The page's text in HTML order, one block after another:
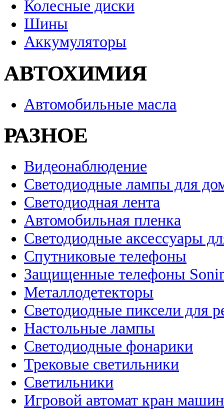
Колесные диски
Шины
Аккумуляторы
АВТОХИМИЯ
Автомобильные масла
РАЗНОЕ
Видеонаблюдение
Светодиодные лампы для
Светодиодная лента
Автомобильная пленка
Светодиодные аксессуары
Спутниковые телефоны
Защищенные телефоны
Металлодетекторы
Светодиодные пиксели для
Настольные лампы
Светодиодные фонарики
Трековые светильники
Светильники
Игровой автомат кран